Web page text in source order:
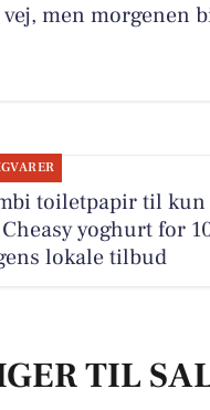
vej, men morgenen
toiletpapir til kun
yoghurt for
lokale tilbud
TIL